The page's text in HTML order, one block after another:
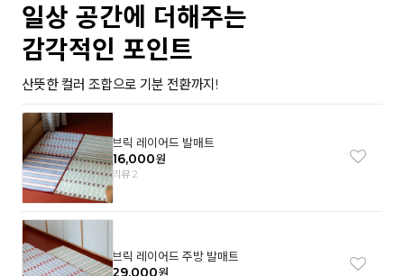
일상 공간에 더해주는
감각적인 포인트
산뜻한 컬러 조합으로 기분 전환까지!
브릭 레이어드 발매트
16,000원
리뷰 2
브릭 레이어드 주방 발매트
29,000원